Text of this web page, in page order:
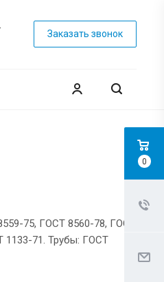
Заказать звонок
75, ГОСТ 8560-78, ГОСТ
1133-71. Трубы: ГОСТ
0